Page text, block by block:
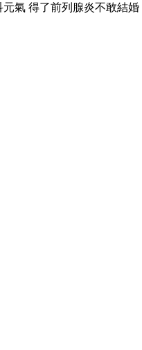
氣 得了前列腺炎不敢結婚